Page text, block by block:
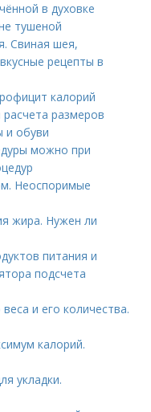
в духовке
тушеной
Свиная шея,
рецепты в
калорий
размеров
и обуви
можно при
Неоспоримые
жира. Нужен ли
питания и
подсчета
и его количества.
калорий.
укладки.